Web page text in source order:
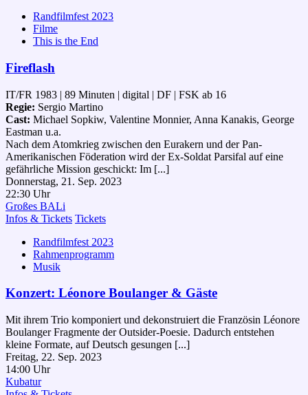
Randfilmfest 2023
Filme
This is the End
Fireflash
IT/FR 1983 | 89 Minuten | digital | DF | FSK ab 16
Regie: Sergio Martino
Cast: Michael Sopkiw, Valentine Monnier, Anna Kanakis, George
Eastman u.a.
Nach dem Atomkrieg zwischen den Eurakern und der Pan-
Amerikanischen Föderation wird der Ex-Soldat Parsifal auf eine
gefährliche Mission geschickt: Im [...]
Donnerstag, 21. Sep. 2023
22:30 Uhr
Großes BALi
Infos & Tickets Tickets
Randfilmfest 2023
Rahmenprogramm
Musik
Konzert: Léonore Boulanger & Gäste
Mit ihrem Trio komponiert und dekonstruiert die Französin Léonore
Boulanger Fragmente der Outsider-Poesie. Dadurch entstehen
kleine Formate, auf Deutsch gesungen [...]
Freitag, 22. Sep. 2023
14:00 Uhr
Kubatur